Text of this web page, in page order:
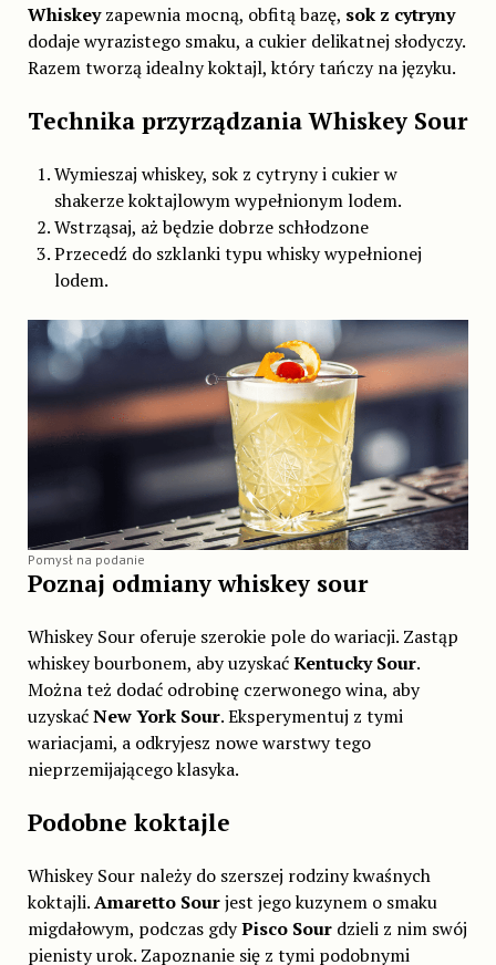
Whiskeyzapewnia mocną, obfitą bazę, sok z cytryny
dodaje wyrazistego smaku, a cukier delikatnej słodyczy.
Razem tworzą idealny koktajl, który tańczy na języku.
Technika przyrządzania Whiskey Sour
Wymieszaj whiskey, sok z cytryny i cukier w
shakerze koktajlowym wypełnionym lodem.
Wstrząsaj, aż będzie dobrze schłodzone
Przecedź do szklanki typu whisky wypełnionej
lodem.
Pomysł na podanie
Poznaj odmiany whiskey sour
Whiskey Sour oferuje szerokie pole do wariacji. Zastąp
whiskey bourbonem, aby uzyskaćKentucky Sour.
Można też dodać odrobinę czerwonego wina, aby
uzyskaćNew York Sour. Eksperymentuj z tymi
wariacjami, a odkryjesz nowe warstwy tego
nieprzemijającego klasyka.
Podobne koktajle
Whiskey Sour należy do szerszej rodziny kwaśnych
koktajli.Amaretto Sourjest jego kuzynem o smaku
migdałowym, podczas gdyPisco Sourdzieli z nim swój
pienisty urok. Zapoznanie się z tymi podobnymi